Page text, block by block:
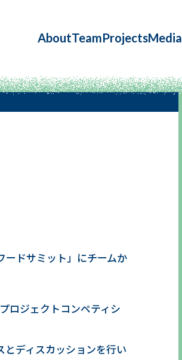
AboutTeamProjectsMedia
ードサミット」にチームか
ロジェクトコンペティシ
ディスカッションを行い